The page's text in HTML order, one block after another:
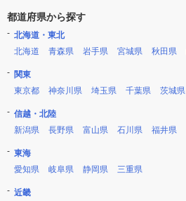
都道府県から探す
北海道・東北
北海道
青森県 岩手県 宮城県 秋田県
関東
東京都
神奈川県 埼玉県 千葉県 茨城県
信越・北陸
新潟県
長野県 富山県 石川県 福井県
東海
愛知県
岐阜県 静岡県 三重県
近畿